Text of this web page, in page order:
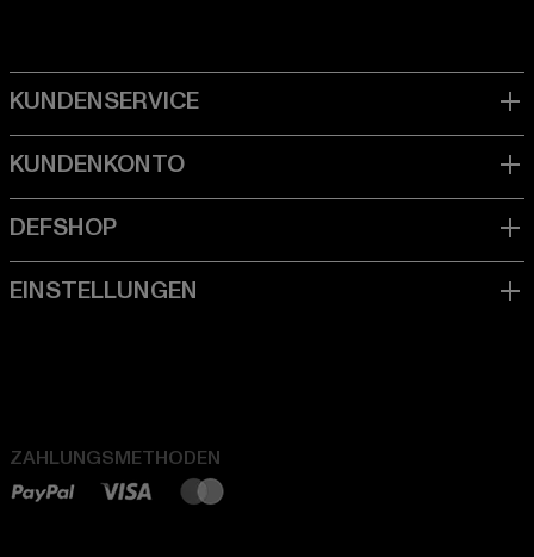
ZAHLUNGSMETHODEN